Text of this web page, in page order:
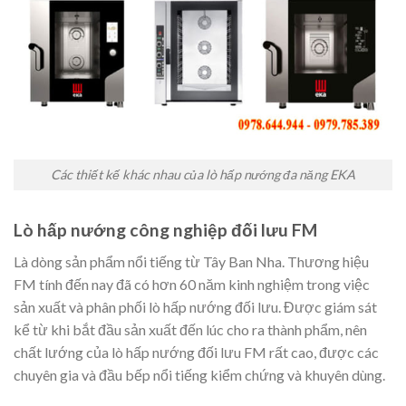
Các thiết kế khác nhau của lò hấp nướng đa năng EKA
Lò hấp nướng công nghiệp đối lưu FM
Là dòng sản phẩm nổi tiếng từ Tây Ban Nha. Thương hiệu
FM tính đến nay đã có hơn 60 năm kinh nghiệm trong việc
sản xuất và phân phối lò hấp nướng đối lưu. Được giám sát
kể từ khi bắt đầu sản xuất đến lúc cho ra thành phẩm, nên
chất lướng của lò hấp nướng đối lưu FM rất cao, được các
chuyên gia và đầu bếp nổi tiếng kiểm chứng và khuyên dùng.